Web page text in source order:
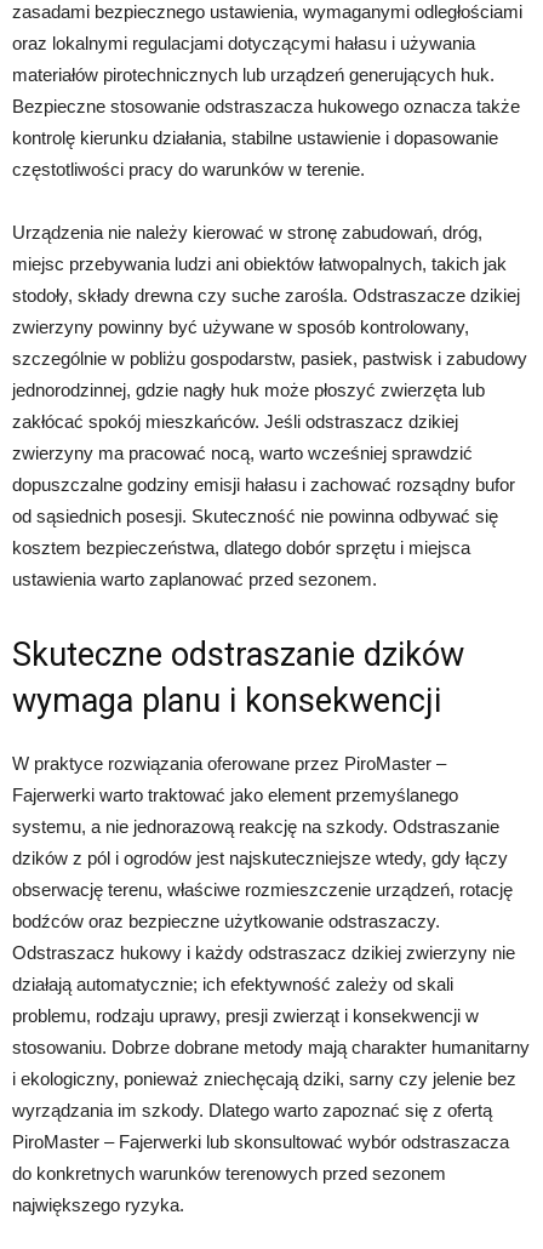
zasadami bezpiecznego ustawienia, wymaganymi odległościami
oraz lokalnymi regulacjami dotyczącymi hałasu i używania
materiałów pirotechnicznych lub urządzeń generujących huk.
Bezpieczne stosowanie odstraszacza hukowego oznacza także
kontrolę kierunku działania, stabilne ustawienie i dopasowanie
częstotliwości pracy do warunków w terenie.
Urządzenia nie należy kierować w stronę zabudowań, dróg,
miejsc przebywania ludzi ani obiektów łatwopalnych, takich jak
stodoły, składy drewna czy suche zarośla. Odstraszacze dzikiej
zwierzyny powinny być używane w sposób kontrolowany,
szczególnie w pobliżu gospodarstw, pasiek, pastwisk i zabudowy
jednorodzinnej, gdzie nagły huk może płoszyć zwierzęta lub
zakłócać spokój mieszkańców. Jeśli odstraszacz dzikiej
zwierzyny ma pracować nocą, warto wcześniej sprawdzić
dopuszczalne godziny emisji hałasu i zachować rozsądny bufor
od sąsiednich posesji. Skuteczność nie powinna odbywać się
kosztem bezpieczeństwa, dlatego dobór sprzętu i miejsca
ustawienia warto zaplanować przed sezonem.
Skuteczne odstraszanie dzików
wymaga planu i konsekwencji
W praktyce rozwiązania oferowane przez PiroMaster –
Fajerwerki warto traktować jako element przemyślanego
systemu, a nie jednorazową reakcję na szkody. Odstraszanie
dzików z pól i ogrodów jest najskuteczniejsze wtedy, gdy łączy
obserwację terenu, właściwe rozmieszczenie urządzeń, rotację
bodźców oraz bezpieczne użytkowanie odstraszaczy.
Odstraszacz hukowy i każdy odstraszacz dzikiej zwierzyny nie
działają automatycznie; ich efektywność zależy od skali
problemu, rodzaju uprawy, presji zwierząt i konsekwencji w
stosowaniu. Dobrze dobrane metody mają charakter humanitarny
i ekologiczny, ponieważ zniechęcają dziki, sarny czy jelenie bez
wyrządzania im szkody. Dlatego warto zapoznać się z ofertą
PiroMaster – Fajerwerki lub skonsultować wybór odstraszacza
do konkretnych warunków terenowych przed sezonem
największego ryzyka.